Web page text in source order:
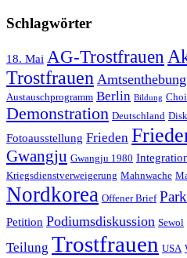
Schlagwörter
18. Mai AG-Trostfrauen
Trostfrauen Amtsenthebung
Austauschprogramm Berlin Bildung
Demonstration Deutschland
Fotoausstellung Frieden
Gwangju Gwangju 1980
Kriegsdienstverweigerung Mahnwache
Nordkorea Offener Brief
Petition Podiumsdiskussion Sewol
Teilung Trostfrauen USA